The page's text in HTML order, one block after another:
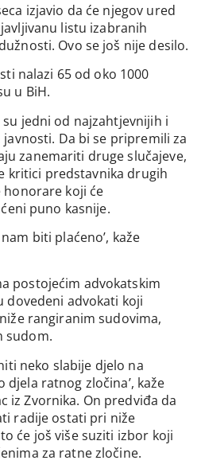
izjavio da će njegov ured
listu izabranih
Ovo se još nije desilo.
nalazi 65 od oko 1000
u BiH.
jedni od najzahtjevnijih i
Da bi se pripremili za
zanemariti druge slučajeve,
kritici predstavnika drugih
honorare koji će
puno kasnije.
biti plaćeno’, kaže
postojećim advokatskim
advokati koji
rangiranim sudovima,
sudom.
neko slabije djelo na
ratnog zločina’, kaže
iz Zvornika. On predviđa da
radije ostati pri niže
će još više suziti izbor koji
za ratne zločine.